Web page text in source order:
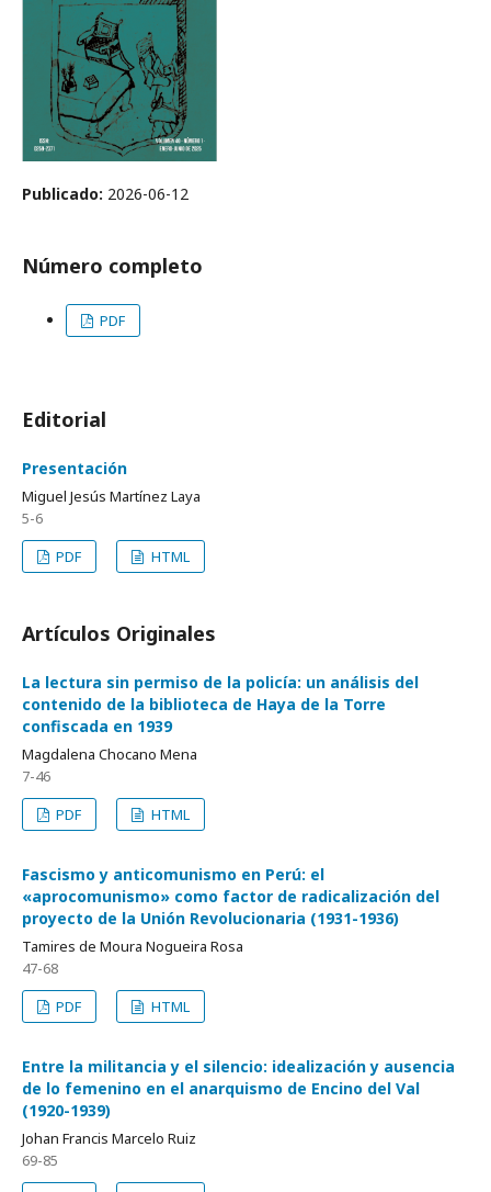
Publicado: 2026-06-12
Número completo
PDF
Editorial
Presentación
Miguel Jesús Martínez Laya
5-6
PDF
HTML
Artículos Originales
La lectura sin permiso de la policía: un análisis del
contenido de la biblioteca de Haya de la Torre
confiscada en 1939
Magdalena Chocano Mena
7-46
PDF
HTML
Fascismo y anticomunismo en Perú: el
«aprocomunismo» como factor de radicalización del
proyecto de la Unión Revolucionaria (1931-1936)
Tamires de Moura Nogueira Rosa
47-68
PDF
HTML
Entre la militancia y el silencio: idealización y ausencia
de lo femenino en el anarquismo de Encino del Val
(1920-1939)
Johan Francis Marcelo Ruiz
69-85